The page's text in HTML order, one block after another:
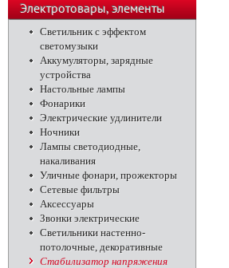
телефоны
Электротовары, элементы
питания, освещение
Светильник с эффектом
светомузыки
Аккумуляторы, зарядные
устройства
Настольные лампы
Фонарики
Электрические удлинители
Ночники
Лампы светодиодные,
накаливания
Уличные фонари, прожекторы
Сетевые фильтры
Аксессуары
Звонки электрические
Светильники настенно-
потолочные, декоративные
Стабилизатор напряжения